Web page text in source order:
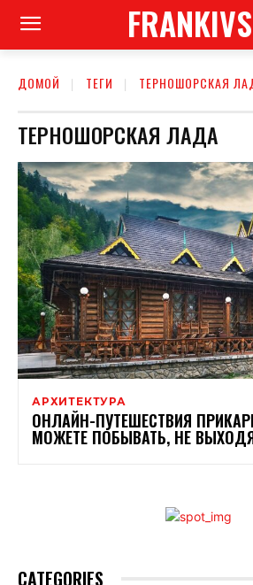
ДОМОЙ ТЕГИ ТЕРНОШОРСКАЯ
ТЕРНОШОРСКАЯ ЛАДА
АРХИТЕКТУРА
ОНЛАЙН-ПУТЕШЕСТВИЯ
МОЖЕТЕ ПОБЫВАТЬ, НЕ
CATEGORIES